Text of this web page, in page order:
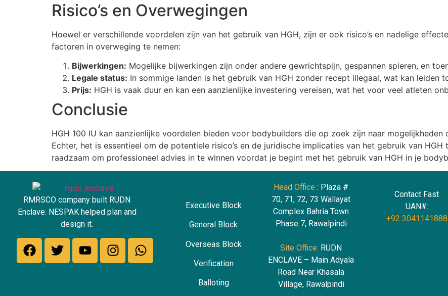
Risico’s en Overwegingen
Hoewel er verschillende voordelen zijn van het gebruik van HGH, zijn er ook risico’s en nadelige
factoren in overweging te nemen:
Bijwerkingen: Mogelijke bijwerkingen zijn onder andere gewrichtspijn, gespannen spieren, en
Legale status: In sommige landen is het gebruik van HGH zonder recept illegaal, wat kan leiden
Prijs: HGH is vaak duur en kan een aanzienlijke investering vereisen, wat het voor veel atleten
Conclusie
HGH 100 IU kan aanzienlijke voordelen bieden voor bodybuilders die op zoek zijn naar
Echter, het is essentieel om de potentiele risico’s en de juridische implicaties van het gebruik van
raadzaam om professioneel advies in te winnen voordat je begint met het gebruik van HGH in je
RMRSCO company built RUDN
Enclave. NESPAK helped plan and
design it.
Executive Block
General Block
Overseas Block
Verification
Balloting
Head Office: Plaza #
70, 71, 72, 73 Wallayat
Complex Bahria Town
Phase 7, Rawalpindi
Site Office: RUDN
ENCLAVE – Main Adyala
Road Near Khasala
Village, Rawalpindi
Contact Fast
UAN#:
+92 3041141888